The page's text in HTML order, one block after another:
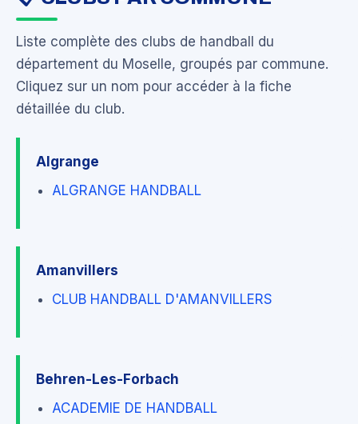
Liste complète des clubs de handball du
département du Moselle, groupés par commune.
Cliquez sur un nom pour accéder à la fiche
détaillée du club.
Algrange
ALGRANGE HANDBALL
Amanvillers
CLUB HANDBALL D'AMANVILLERS
Behren-Les-Forbach
ACADEMIE DE HANDBALL